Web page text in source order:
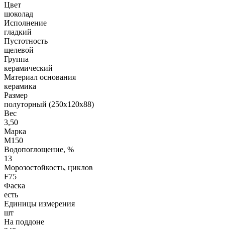
Цвет
шоколад
Исполнение
гладкий
Пустотность
щелевой
Группа
керамический
Материал основания
керамика
Размер
полуторный (250х120х88)
Вес
3,50
Марка
М150
Водопоглощение, %
13
Морозостойкость, циклов
F75
Фаска
есть
Единицы измерения
шт
На поддоне